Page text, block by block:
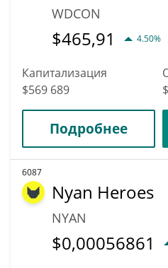
WDCON
$465,91 4.50%
Капитализация
$569 689
Подробнее
6087
Nyan Heroes
NYAN
$0,00056861